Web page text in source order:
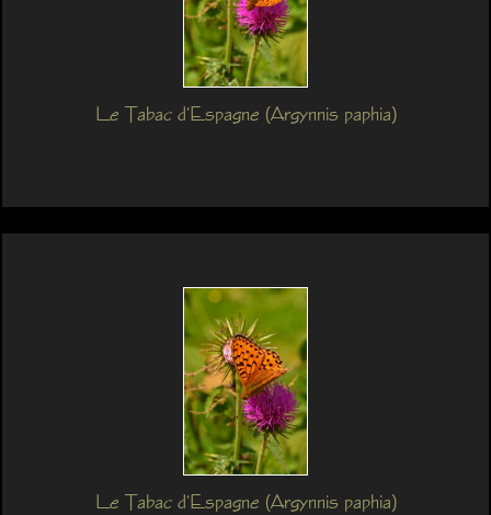
Le Tabac d'Espagne (Argynnis paphia)
Le Tabac d'Espagne (Argynnis paphia)